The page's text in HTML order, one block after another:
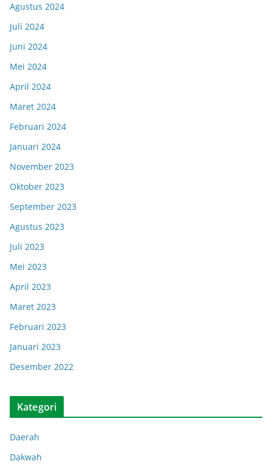
Agustus 2024
Juli 2024
Juni 2024
Mei 2024
April 2024
Maret 2024
Februari 2024
Januari 2024
November 2023
Oktober 2023
September 2023
Agustus 2023
Juli 2023
Mei 2023
April 2023
Maret 2023
Februari 2023
Januari 2023
Desember 2022
Kategori
Daerah
Dakwah